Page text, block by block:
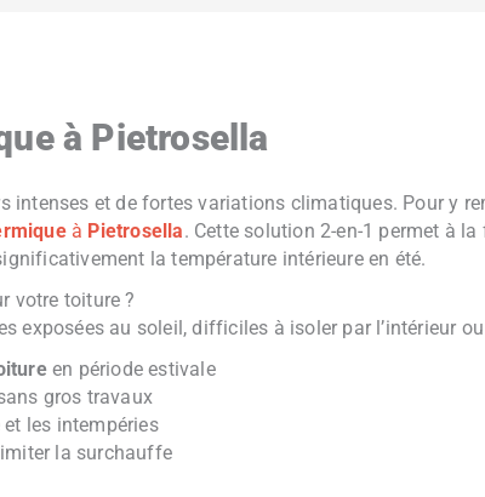
à Pietrosella
intenses et de fortes variations climatiques. Pour y
à Pietrosella. Cette solution 2-en-1 permet à
la température intérieure en été.
votre toiture ?
exposées au soleil, difficiles à isoler par l’intérieur
en période estivale
gros travaux
les intempéries
la surchauffe